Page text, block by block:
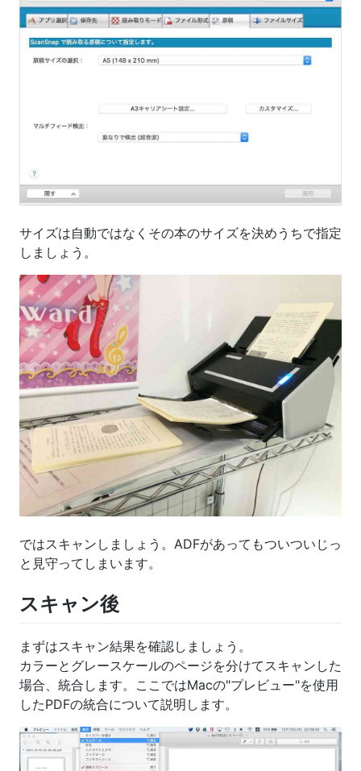
サイズは自動ではなくその本のサイズを決めうちで指定
しましょう。
ではスキャンしましょう。ADFがあってもついついじっ
と見守ってしまいます。
スキャン後
まずはスキャン結果を確認しましょう。
カラーとグレースケールのページを分けてスキャンした
場合、統合します。ここではMacの"プレビュー"を使用
したPDFの統合について説明します。